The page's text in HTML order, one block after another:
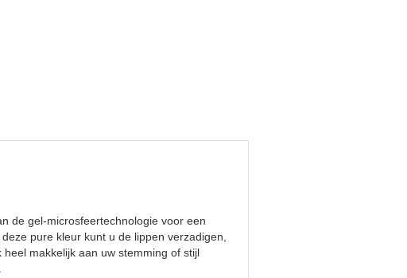
de gel-microsfeertechnologie voor een
pure kleur kunt u de lippen verzadigen,
makkelijk aan uw stemming of stijl